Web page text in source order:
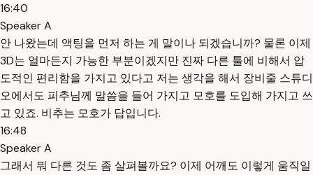
16:40
Speaker A
안 나왔는데 액팅을 먼저 하는 게 말이나 되겠습니까? 물론 이제
3D는 얼마든지 가능한 부분이겠지만 진짜 다른 툴에 비해서 압
도적인 편리함을 가지고 있다고 저는 생각을 해서 장비줄 스튜디
오에서도 피추님께 말씀을 들어 가지고 모호를 도입해 가지고 쓰
고 있죠. 비추는 모호가 답입니다.
16:48
Speaker A
그래서 뭐 다른 것도 좀 살펴볼까요? 이제 어깨도 이렇게 움직일